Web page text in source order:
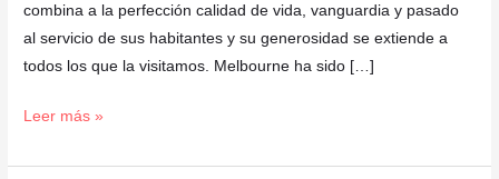
combina a la perfección calidad de vida, vanguardia y pasado
al servicio de sus habitantes y su generosidad se extiende a
todos los que la visitamos. Melbourne ha sido […]
Leer más »